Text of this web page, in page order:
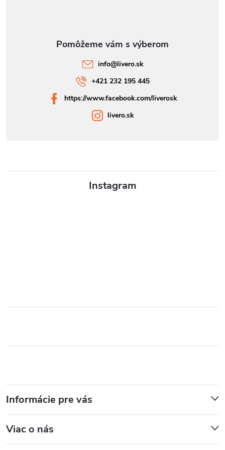
Instagram
Informácie pre vás
Viac o nás
info@livero.sk
+421 232 195 445
https://www.facebook.com/liverosk
livero.sk